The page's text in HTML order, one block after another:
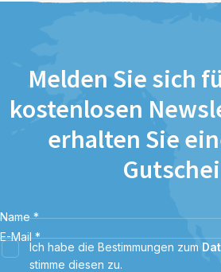
Melden Sie sich
kostenlosen
erhalten Sie
Name *
E-Mail *
Ich habe die Bestimmungen zum
stimme diesen zu.